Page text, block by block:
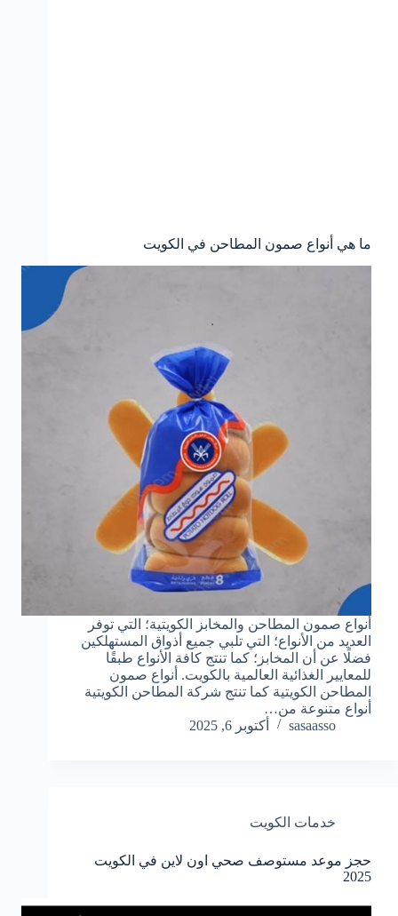
ما هي أنواع صمون المطاحن في الكويت
أنواع صمون المطاحن والمخابز الكويتية؛ التي توفر
العديد من الأنواع؛ التي تلبي جميع أذواق المستهلكين
فضلًا عن أن المخابز؛ كما تنتج كافة الأنواع طبقًا
للمعايير الغذائية العالمية بالكويت. أنواع صمون
المطاحن الكويتية كما تنتج شركة المطاحن الكويتية
أنواع متنوعة من…
sasaasso
أكتوبر 6, 2025
خدمات الكويت
حجز موعد مستوصف صحي اون لاين في الكويت
2025